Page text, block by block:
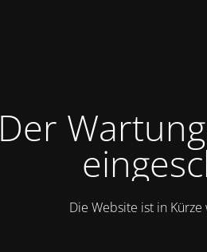
Der
Die Website ist in